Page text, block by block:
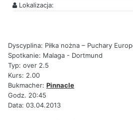
Lokalizacja:
Dyscyplina: Piłka nożna – Puchary
Spotkanie: Malaga - Dortmund
Typ: over 2.5
Kurs: 2.00
Bukmacher: Pinnacle
Godz. 20:45
Data: 03.04.2013